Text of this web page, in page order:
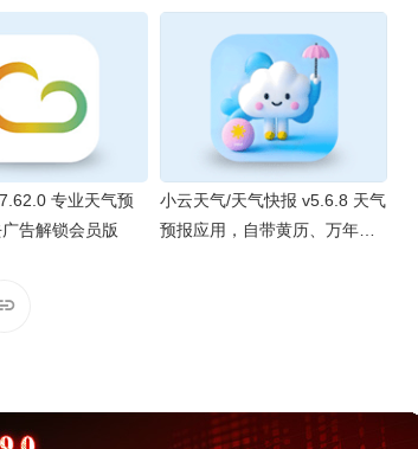
专业天气预
告解锁会员版
小云天气/天气快报 v5.6.8 天气
预报应用，自带黄历、万年